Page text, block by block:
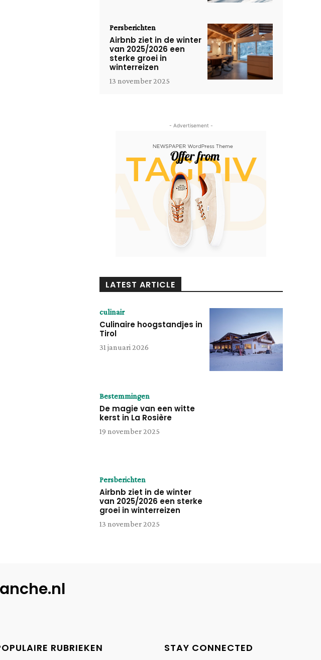
Persberichten
Airbnb ziet in de winter
van 2025/2026 een
sterke groei in
winterreizen
13 november 2025
- Advertisement -
LATEST ARTICLE
culinair
Culinaire hoogstandjes in
Tirol
31 januari 2026
Bestemmingen
De magie van een witte
kerst in La Rosière
19 november 2025
Persberichten
Airbnb ziet in de winter
van 2025/2026 een sterke
groei in winterreizen
13 november 2025
RUBRIEKEN STAY CONNECTED